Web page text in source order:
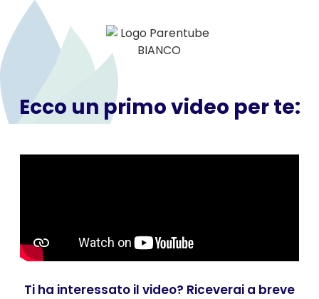
Ecco un primo video per te:
Ti ha interessato il video? Riceverai a breve